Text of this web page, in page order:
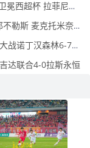
2026年01月12日 新年首冠！巴萨3-2皇马卫冕西超杯 拉菲尼亚双响维尼修斯一条龙
2026年01月12日 6轮连胜终结！国米2-2那不勒斯 麦克托米奈双响恰20点射孔蒂染红
2026年01月10日 足总杯-奥多伊双响 点球大战诺丁汉森林6-7雷克瑟姆
达联合4-0拉斯永恒